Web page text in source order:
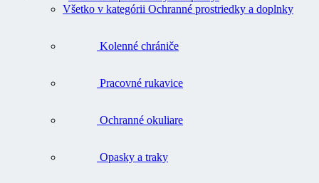
Všetko v kategórii Ochranné prostriedky a doplnky
Kolenné chrániče
Pracovné rukavice
Ochranné okuliare
Opasky a traky